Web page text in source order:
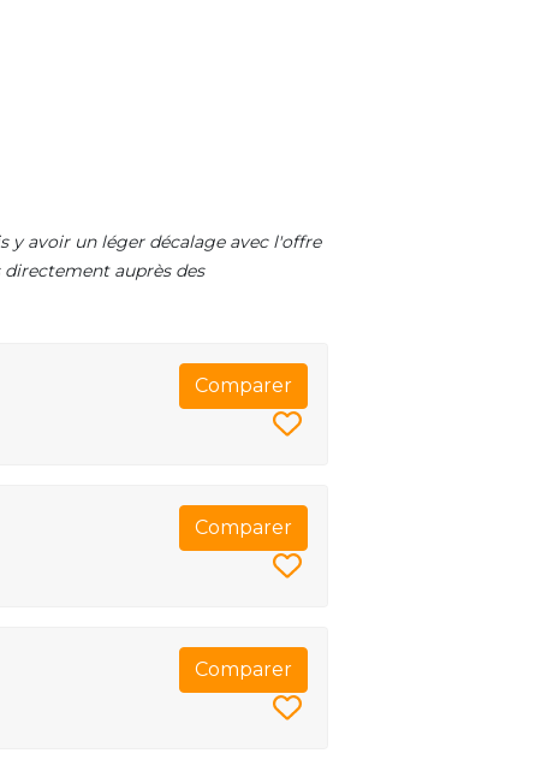
y avoir un léger décalage avec l'offre
auprès des
Comparer
Comparer
Comparer